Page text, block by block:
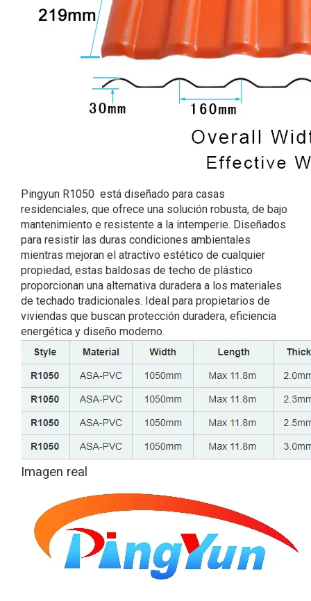
Pingyun R1050 está diseñado para casas
residenciales, que ofrece una solución robusta, de bajo
mantenimiento e resistente a la intemperie. Diseñados
para resistir las duras condiciones ambientales
mientras mejoran el atractivo estético de cualquier
propiedad, estas baldosas de techo de plástico
proporcionan una alternativa duradera a los materiales
de techado tradicionales. Ideal para propietarios de
viviendas que buscan protección duradera, eficiencia
energética y diseño moderno.
Imagen real